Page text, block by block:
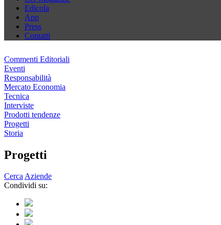
Edicola
App
Press
Contatti
Commenti Editoriali
Eventi
Responsabilità
Mercato Economia
Tecnica
Interviste
Prodotti tendenze
Progetti
Storia
Progetti
CercaAziende
Condividi su: